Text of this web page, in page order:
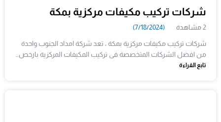
شركات تركيب مكيفات مركزية بمكة
2 مشاهدة (7/18/2024)
شركات تركيب مكيفات مركزية بمكة ، تعد شركة امداد الجنوب واحدة
من افضل الشركات المتخصصة فى تركيب المكيفات المركزية بارخص…
تابع القراءة